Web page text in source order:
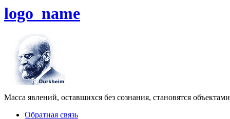
logo_name
Масса явлений, оставшихся без сознания, становятся
Обратная связь